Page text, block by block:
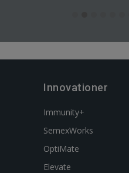
Innovationer
Immunity+
SemexWorks
OptiMate
Elevate